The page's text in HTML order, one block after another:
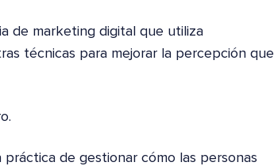
de marketing digital que utiliza
técnicas para mejorar la percepción que
práctica de gestionar cómo las personas